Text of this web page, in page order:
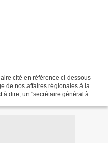
cité en référence ci-dessous
de nos affaires régionales à la
à dire, un "secrétaire général à